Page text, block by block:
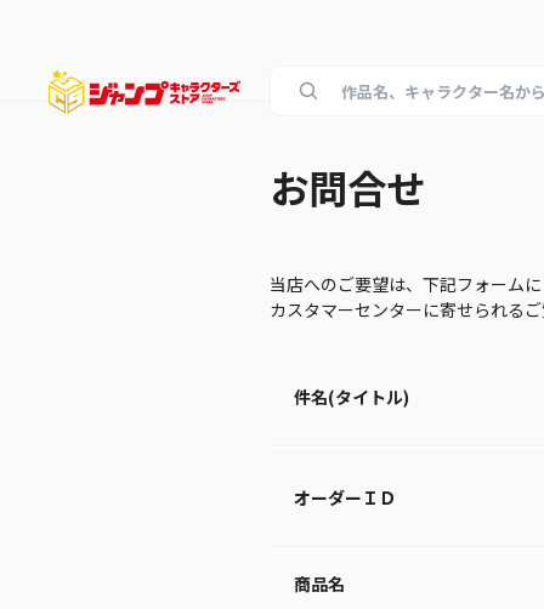
お問合せ
当店へのご要望は、下記フォーム
カスタマーセンターに寄せられる
件名(タイトル)
オーダーＩＤ
商品名